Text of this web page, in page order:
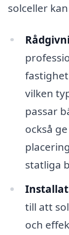
solceller
vilken
passar
också
statliga
till att
och